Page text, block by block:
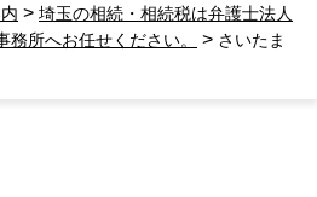
> 埼玉の相続・相続税は弁護士法人
所へお任せください。
> さいたま